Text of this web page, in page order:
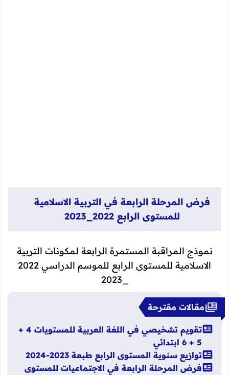
فرض المرحلة الرابعة في التربية الاسلامية
للمستوى الرابع 2022_2023
نموذج المراقبة المستمرة الرابعة لمكونات التربية
الاسلامية للمستوى الرابع للموسم الدراسي 2022
مقالات مقترحة
تقويم تشخيصي في اللغة العربية للمستويات 4 +
5 + 6 ابتدائي
توازيع سنوية المستوى الرابع طبعة 2023-2024
فرض المرحلة الرابعة في الاجتماعيات للمستوى